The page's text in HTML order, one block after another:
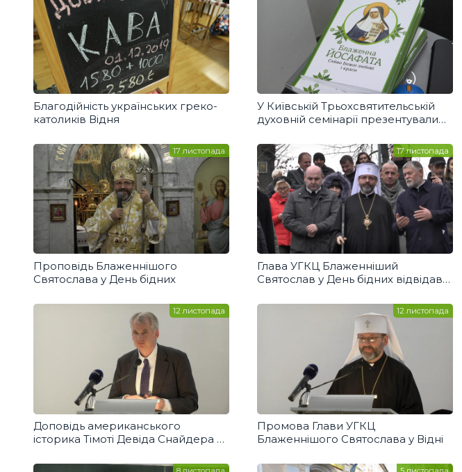
Благодійність українських греко-
католиків Відня
У Київській Трьохсвятительській
духовній семінарії презентували
Проповідь Блаженнішого
Святослава у День бідних
17 листопада
Глава УГКЦ Блаженніший
Святослав у День бідних відвідав
17 листопада
Доповідь американського
історика Тімоті Девіда Снайдера у
12 листопада
Промова Глави УГКЦ
Блаженнішого Святослава у Відні
12 листопада